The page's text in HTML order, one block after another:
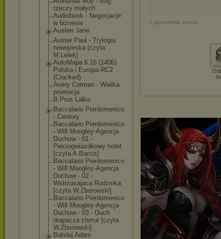
rzeczy małych
Audiobook - Negocjacje
w biznesie
Austen Jane
Auster Paul - Trylogia
nowojorska (czyta
M.Lelek)
AutoMapa 6.16 (1406)
Polska i Europa RC2
(Cracked)
Avery Corman - Wielka
promocja
B.Prus Lalka
Baccalario Pierdomenico
- Century
Baccalario Pierdomenico
- Will Moogley-Agencja
Duchow - 01 -
Pieciogwiazdkowy hotel
[czyta A.Barcis]
Baccalario Pierdomenico
- Will Moogley-Agencja
Duchow - 02 -
Wstrzasajaca Rodzinka
[czyta W.Zborowski]
Baccalario Pierdomenico
- Will Moogley-Agencja
Duchow - 03 - Duch
drapacza chmur [czyta
W.Zborowski]
Bahdaj Adam
« poprzednia strona